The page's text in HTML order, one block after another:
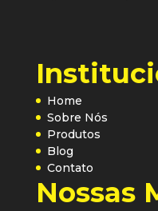
Home
Sobre Nós
Produtos
Blog
Contato
Nossas